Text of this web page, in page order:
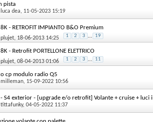
pista
luca dea, 11-05-2023 15:19
- RETROFIT IMPIANTO B&O Premium
plujet, 18-06-2013 14:25 1 2 3 ... 19
- Retrofit PORTELLONE ELETTRICO
plujet, 08-04-2013 01:06 1 2 3 ... 11
cp modulo radio Q5
milleman, 15-09-2022 10:56
S4 exterior - [upgrade e/o retrofit] Volante + cruise + luci
tittafunky, 04-05-2022 11:37